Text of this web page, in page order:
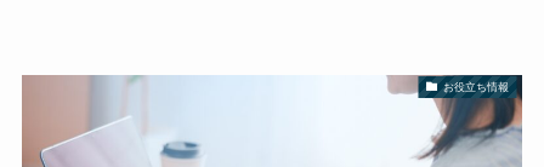
お役立ち情報